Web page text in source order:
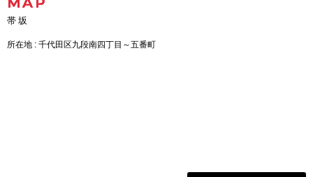
帯坂
所在地 : 千代田区九段南四丁目～五番町